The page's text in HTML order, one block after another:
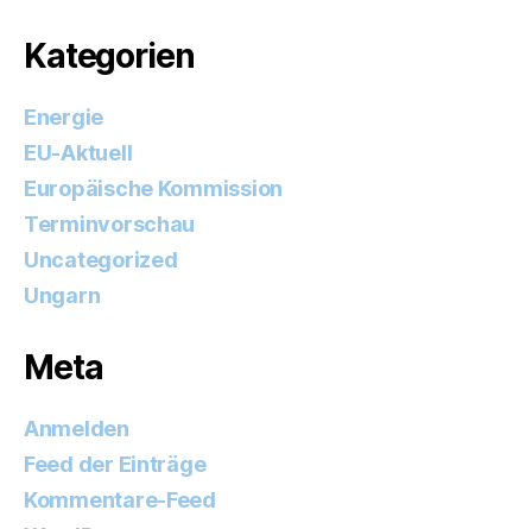
Kategorien
Energie
EU-Aktuell
Europäische Kommission
Terminvorschau
Uncategorized
Ungarn
Meta
Anmelden
Feed der Einträge
Kommentare-Feed